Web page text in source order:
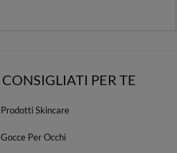
CONSIGLIATI PER TE
Prodotti Skincare
Gocce Per Occhi